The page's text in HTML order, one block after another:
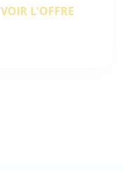
VOIR L'OFFRE